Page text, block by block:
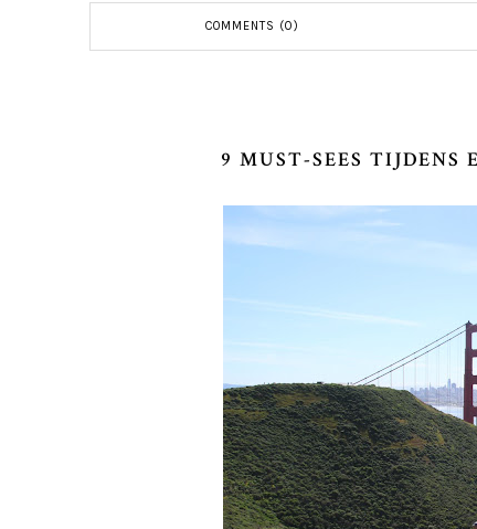
COMMENTS (0)
9 MUST-SEES TIJDENS